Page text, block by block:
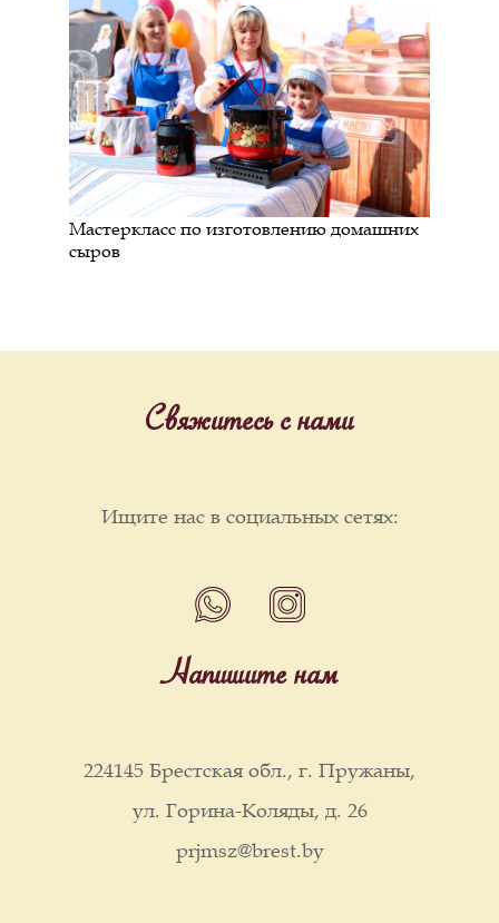
Мастеркласс по изготовлению домашних
сыров
Свяжитесь с нами
Ищите нас в социальных сетях:
Напишите нам
224145 Брестская обл., г. Пружаны,
ул. Горина-Коляды, д. 26
prjmsz@brest.by